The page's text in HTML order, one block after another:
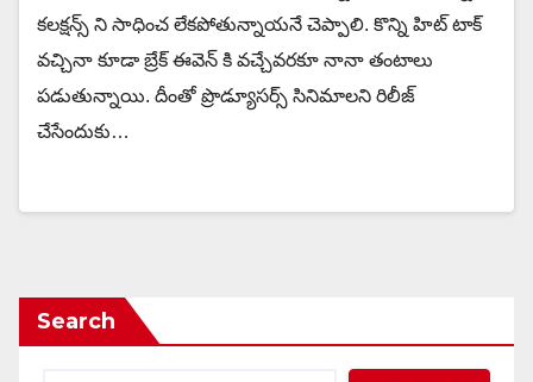
కలక్షన్స్ ని సాధించ లేకపోతున్నాయనే చెప్పాలి. కొన్ని హిట్ టాక్
వచ్చినా కూడా బ్రేక్ ఈవెన్ కి వచ్చేవరకూ నానా తంటాలు
పడుతున్నాయి. దీంతో ప్రొడ్యూసర్స్ సినిమాలని రిలీజ్
చేసేందుకు…
Search